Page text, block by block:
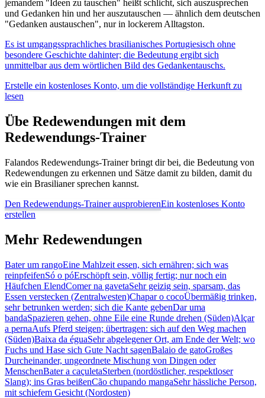
jemandem "Ideen zu tauschen" heißt schlicht, sich auszusprechen
und Gedanken hin und her auszutauschen — ähnlich dem deutschen
"Gedanken austauschen", nur in lockerem Alltagston.
Es ist umgangssprachliches brasilianisches Portugiesisch ohne
besondere Geschichte dahinter; die Bedeutung ergibt sich
unmittelbar aus dem wörtlichen Bild des Gedankentauschs.
Erstelle ein kostenloses Konto, um die vollständige Herkunft zu
lesen
Übe Redewendungen mit dem
Redewendungs-Trainer
Falandos Redewendungs-Trainer bringt dir bei, die Bedeutung von
Redewendungen zu erkennen und Sätze damit zu bilden, damit du
wie ein Brasilianer sprechen kannst.
Den Redewendungs-Trainer ausprobierenEin kostenloses Konto
erstellen
Mehr Redewendungen
Bater um rangoEine Mahlzeit essen, sich ernähren; sich was
reinpfeifenSó o póErschöpft sein, völlig fertig; nur noch ein
Häufchen ElendComer na gavetaSehr geizig sein, sparsam, das
Essen verstecken (Zentralwesten)Chapar o cocoÜbermäßig trinken,
sehr betrunken werden; sich die Kante gebenDar uma
bandaSpazieren gehen, ohne Eile eine Runde drehen (Süden)Alçar
a pernaAufs Pferd steigen; übertragen: sich auf den Weg machen
(Süden)Baixa da éguaSehr abgelegener Ort, am Ende der Welt; wo
Fuchs und Hase sich Gute Nacht sagenBalaio de gatoGroßes
Durcheinander, ungeordnete Mischung von Dingen oder
MenschenBater a caçuletaSterben (nordöstlicher, respektloser
Slang); ins Gras beißenCão chupando mangaSehr hässliche Person,
mit schiefem Gesicht (Nordosten)